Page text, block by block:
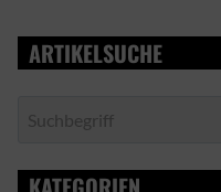
ARTIKELSUCHE